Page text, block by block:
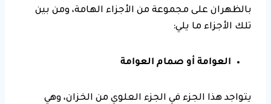
بالظهران على مجموعة من الأجزاء الهامة، ومن بين
تلك الأجزاء ما يلي:
العوامة أو صمام العوامة
يتواجد هذا الجزء في الجزء العلوي من الخزان، وهي